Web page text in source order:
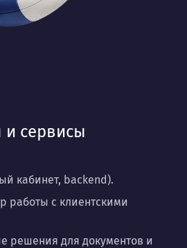
и сервисы
кабинет, backend).
работы с клиентскими
решения для документов и